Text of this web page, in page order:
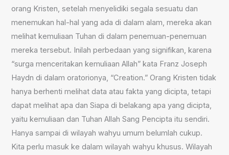
orang Kristen, setelah menyelidiki segala sesuatu dan
menemukan hal-hal yang ada di dalam alam, mereka akan
melihat kemuliaan Tuhan di dalam penemuan-penemuan
mereka tersebut. Inilah perbedaan yang signifikan, karena
“surga menceritakan kemuliaan Allah” kata Franz Joseph
Haydn di dalam oratorionya, “Creation.” Orang Kristen tidak
hanya berhenti melihat data atau fakta yang dicipta, tetapi
dapat melihat apa dan Siapa di belakang apa yang dicipta,
yaitu kemuliaan dan Tuhan Allah Sang Pencipta itu sendiri.
Hanya sampai di wilayah wahyu umum belumlah cukup.
Kita perlu masuk ke dalam wilayah wahyu khusus. Wilayah